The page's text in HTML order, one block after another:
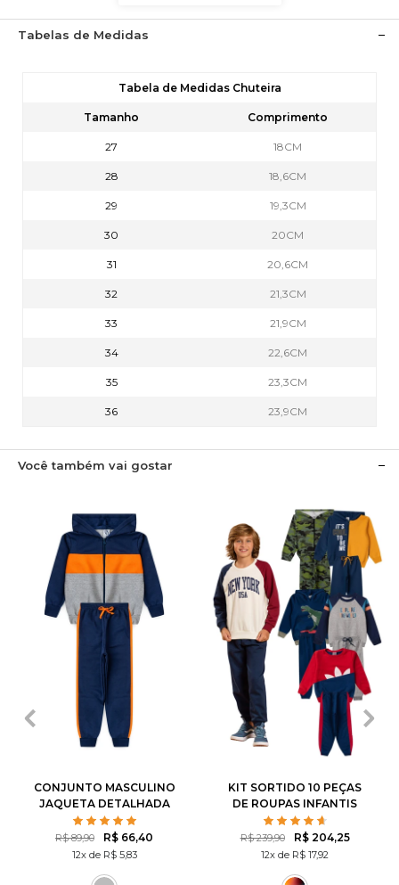
Tabelas de Medidas
Tabela de Medidas Chuteira
Tamanho Comprimento
27 18CM
28 18,6CM
29 19,3CM
30 20CM
31 20,6CM
32 21,3CM
33 21,9CM
34 22,6CM
35 23,3CM
36 23,9CM
Você também vai gostar
3 4
CONJUNTO MASCULINO
JAQUETA DETALHADA
R$ 89,90 R$ 66,40
12x de R$ 5,83
2
14
KIT SORTIDO 10 PEÇAS
DE ROUPAS INFANTIS
MASCULINO INVERNO - 5
CASACOS + 5 CALÇAS
R$ 239,90 R$ 204,25
12x de R$ 17,92